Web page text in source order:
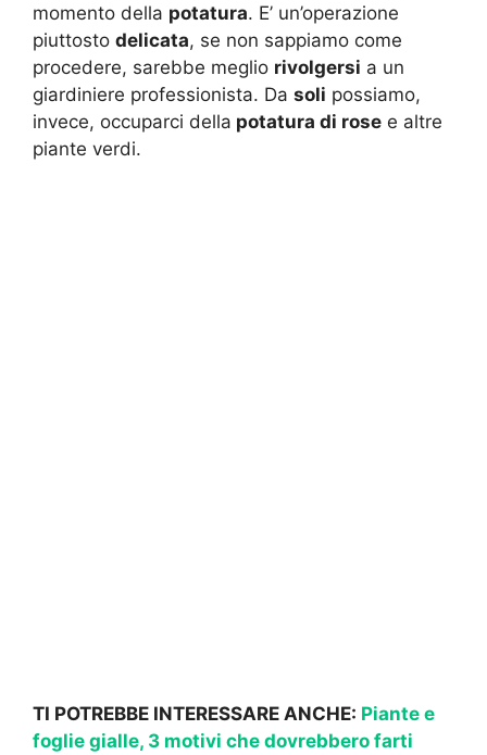
momento della potatura. E’ un’operazione
piuttosto delicata, se non sappiamo come
procedere, sarebbe meglio rivolgersi a un
giardiniere professionista. Da soli possiamo,
invece, occuparci della potatura di rose e altre
piante verdi.
TI POTREBBE INTERESSARE ANCHE: Piante e
foglie gialle, 3 motivi che dovrebbero farti